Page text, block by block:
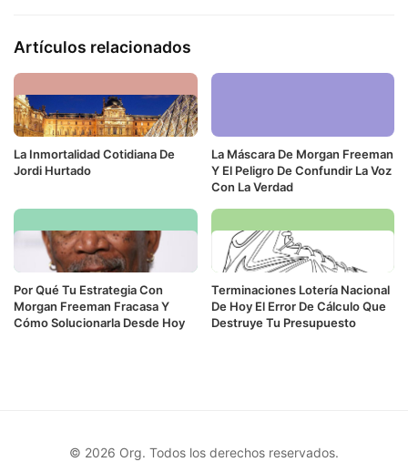
Artículos relacionados
La Inmortalidad Cotidiana De
Jordi Hurtado
La Máscara De Morgan Freeman
Y El Peligro De Confundir La Voz
Con La Verdad
Por Qué Tu Estrategia Con
Morgan Freeman Fracasa Y
Cómo Solucionarla Desde Hoy
Terminaciones Lotería Nacional
De Hoy El Error De Cálculo Que
Destruye Tu Presupuesto
© 2026 Org. Todos los derechos reservados.